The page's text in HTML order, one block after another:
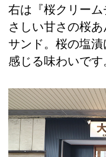
右は『桜クリー
さしい甘さの桜
サンド。桜の塩
感じる味わいです